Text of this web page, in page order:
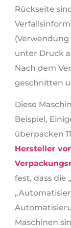
Rückseite
unter Druck
Nach dem
geschnitten
Diese
Beispiel,
überpacken
Hersteller
fest, dass die
Maschinen